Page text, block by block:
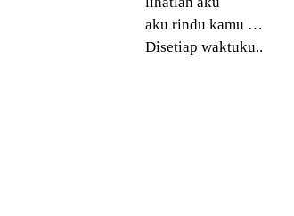
aku rindu kamu …
Disetiap waktuku..